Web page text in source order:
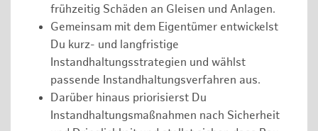
frühzeitig Schäden an Gleisen und Anlagen.
Gemeinsam mit dem Eigentümer entwickelst
Du kurz- und langfristige
Instandhaltungsstrategien und wählst
passende Instandhaltungsverfahren aus.
Darüber hinaus priorisierst Du
Instandhaltungsmaßnahmen nach Sicherheit